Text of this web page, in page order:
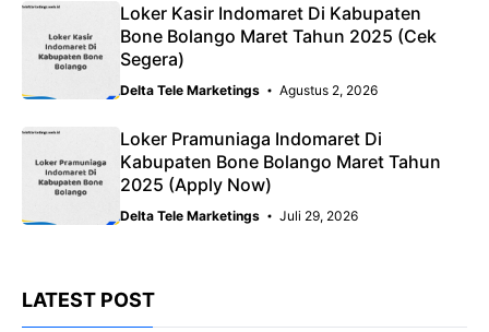
Loker Kasir Indomaret Di Kabupaten
Bone Bolango Maret Tahun 2025 (Cek
Segera)
Delta Tele Marketings Agustus 2, 2026
Loker Pramuniaga Indomaret Di
Kabupaten Bone Bolango Maret Tahun
2025 (Apply Now)
Delta Tele Marketings Juli 29, 2026
LATEST POST